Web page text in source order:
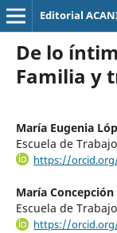
Editorial
De lo
Familia y
María Eugenia
Escuela de
https://orcid.org/
María
Escuela de
https://orcid.org/